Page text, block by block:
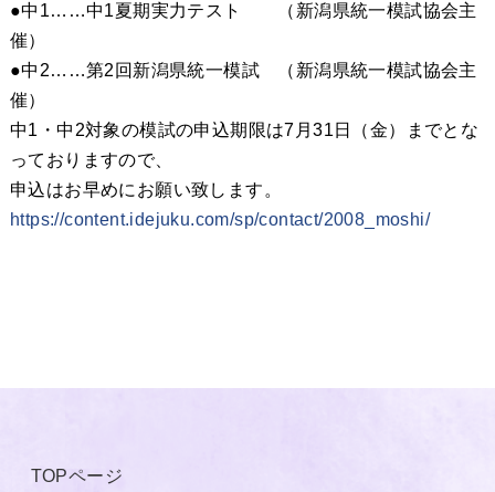
●中1……中1夏期実力テスト （新潟県統一模試協会主
催）
●中2……第2回新潟県統一模試
（新潟県統一模試協会主
催）
中1・中2対象の模試の申込期限は7月31日（金）までとな
っておりますので、
申込はお早めにお願い致します。
https://content.idejuku.com/sp/contact/2008_moshi/
TOPページ